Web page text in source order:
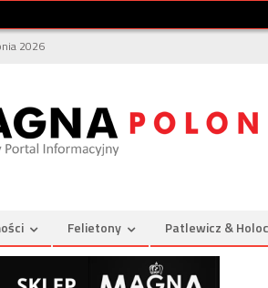
2026
Felietony Patlewicz &